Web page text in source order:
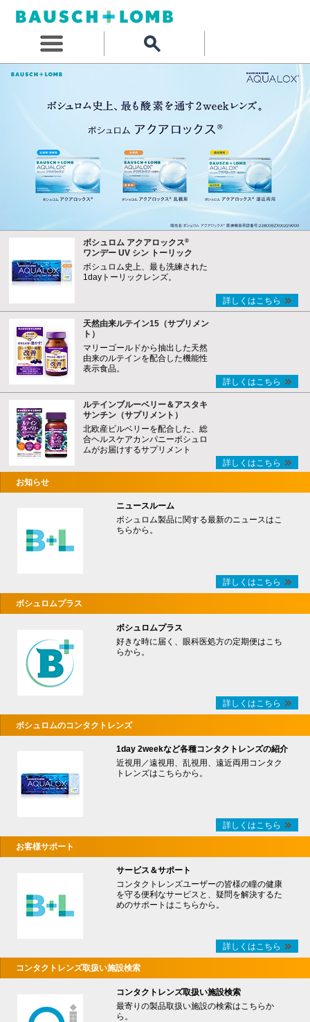
ボシュロム アクアロックス®
ワンデー UV シン トーリック
ボシュロム史上、最も洗練された
1dayトーリックレンズ。
詳しくはこちら
天然由来ルテイン15（サプリメン
ト）
マリーゴールドから抽出した天然
由来のルテインを配合した機能性
表示食品。
詳しくはこちら
ルテインブルーベリー＆アスタキ
サンチン（サプリメント）
北欧産ビルベリーを配合した、総
合ヘルスケアカンパニーボシュロ
ムがお届けするサプリメント
詳しくはこちら
お知らせ
ニュースルーム
ボシュロム製品に関する最新のニュースはこ
ちらから。
詳しくはこちら
ボシュロムプラス
ボシュロムプラス
好きな時に届く、眼科医処方の定期便はこち
らから。
詳しくはこちら
ボシュロムのコンタクトレンズ
1day 2weekなど各種コンタクトレンズの紹介
近視用／遠視用、乱視用、遠近両用コンタク
トレンズはこちらから。
詳しくはこちら
お客様サポート
サービス＆サポート
コンタクトレンズユーザーの皆様の瞳の健康
を守る便利なサービスと、疑問を解決するた
めのサポートはこちらから。
詳しくはこちら
コンタクトレンズ取扱い施設検索
コンタクトレンズ取扱い施設検索
最寄りの製品取扱い施設の検索はこちらか
ら。